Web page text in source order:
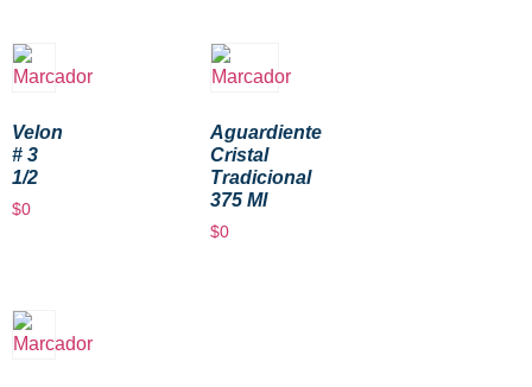
Velon
# 3
1/2
$0
Aguardiente
Cristal
Tradicional
375 Ml
$0